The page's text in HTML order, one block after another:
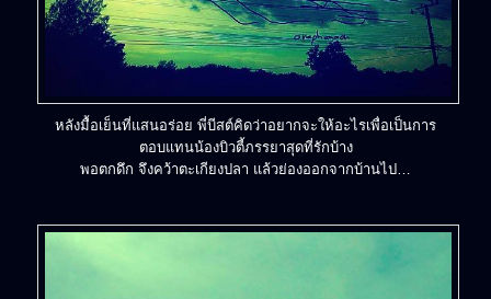
หลังมื้อเย็นที่แสนอร่อย พี่บีสต์คิดว่าอยากจะให้อะไรเพื่อเป็นการ
ตอบแทนน้องบิวตี้ภรรยาสุดที่รักบ้าง
พอตกดึก จึงคว้าตะเกียงปลา แล้วย่องออกจากบ้านไป…